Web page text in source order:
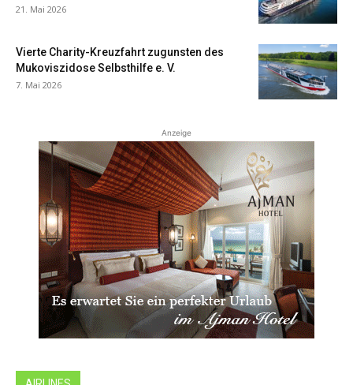
21. Mai 2026
Vierte Charity-Kreuzfahrt zugunsten des
Mukoviszidose Selbsthilfe e. V.
7. Mai 2026
Anzeige